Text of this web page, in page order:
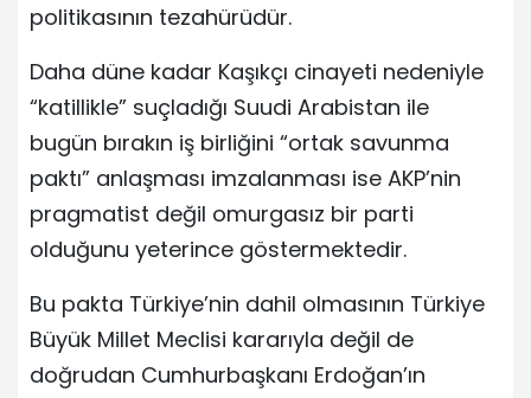
politikasının tezahürüdür.
Daha düne kadar Kaşıkçı cinayeti nedeniyle
“katillikle” suçladığı Suudi Arabistan ile
bugün bırakın iş birliğini “ortak savunma
paktı” anlaşması imzalanması ise AKP’nin
pragmatist değil omurgasız bir parti
olduğunu yeterince göstermektedir.
Bu pakta Türkiye’nin dahil olmasının Türkiye
Büyük Millet Meclisi kararıyla değil de
doğrudan Cumhurbaşkanı Erdoğan’ın